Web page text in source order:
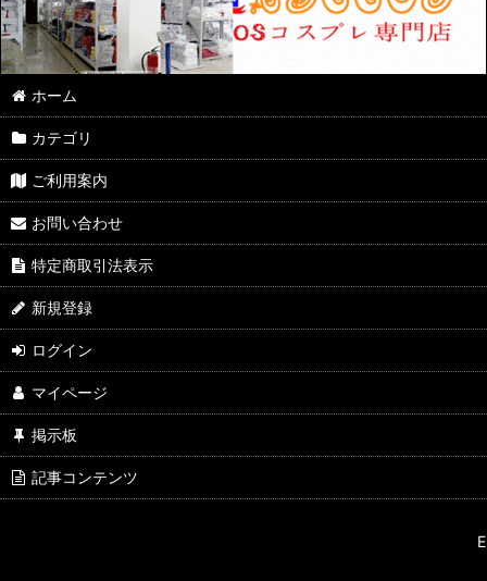
ホーム
カテゴリ
ご利用案内
お問い合わせ
特定商取引法表示
新規登録
ログイン
マイページ
掲示板
記事コンテンツ